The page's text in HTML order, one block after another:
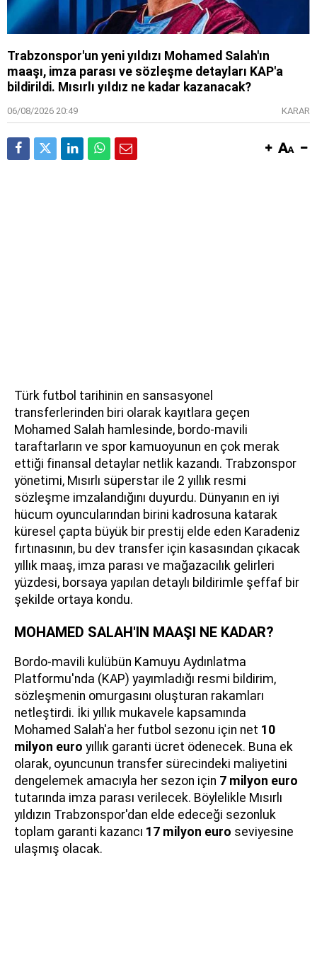
Trabzonspor'un yeni yıldızı Mohamed Salah'ın
maaşı, imza parası ve sözleşme detayları KAP'a
bildirildi. Mısırlı yıldız ne kadar kazanacak?
06/08/2026 20:49 KARAR
Türk futbol tarihinin en sansasyonel
transferlerinden biri olarak kayıtlara geçen
Mohamed Salah hamlesinde, bordo-mavili
taraftarların ve spor kamuoyunun en çok merak
ettiği finansal detaylar netlik kazandı. Trabzonspor
yönetimi, Mısırlı süperstar ile 2 yıllık resmi
sözleşme imzalandığını duyurdu. Dünyanın en iyi
hücum oyuncularından birini kadrosuna katarak
küresel çapta büyük bir prestij elde eden Karadeniz
fırtınasının, bu dev transfer için kasasından çıkacak
yıllık maaş, imza parası ve mağazacılık gelirleri
yüzdesi, borsaya yapılan detaylı bildirimle şeffaf bir
şekilde ortaya kondu.
MOHAMED SALAH'IN MAAŞI NE KADAR?
Bordo-mavili kulübün Kamuyu Aydınlatma
Platformu'nda (KAP) yayımladığı resmi bildirim,
sözleşmenin omurgasını oluşturan rakamları
netleştirdi. İki yıllık mukavele kapsamında
Mohamed Salah'a her futbol sezonu için net 10
milyon euro yıllık garanti ücret ödenecek. Buna ek
olarak, oyuncunun transfer sürecindeki maliyetini
dengelemek amacıyla her sezon için 7 milyon euro
tutarında imza parası verilecek. Böylelikle Mısırlı
yıldızın Trabzonspor'dan elde edeceği sezonluk
toplam garanti kazancı 17 milyon euro seviyesine
ulaşmış olacak.